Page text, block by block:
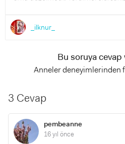
_ilknur_
Bu soruya
Anneler deneyimlerinden
3 Cevap
pembeanne
16 yıl önce